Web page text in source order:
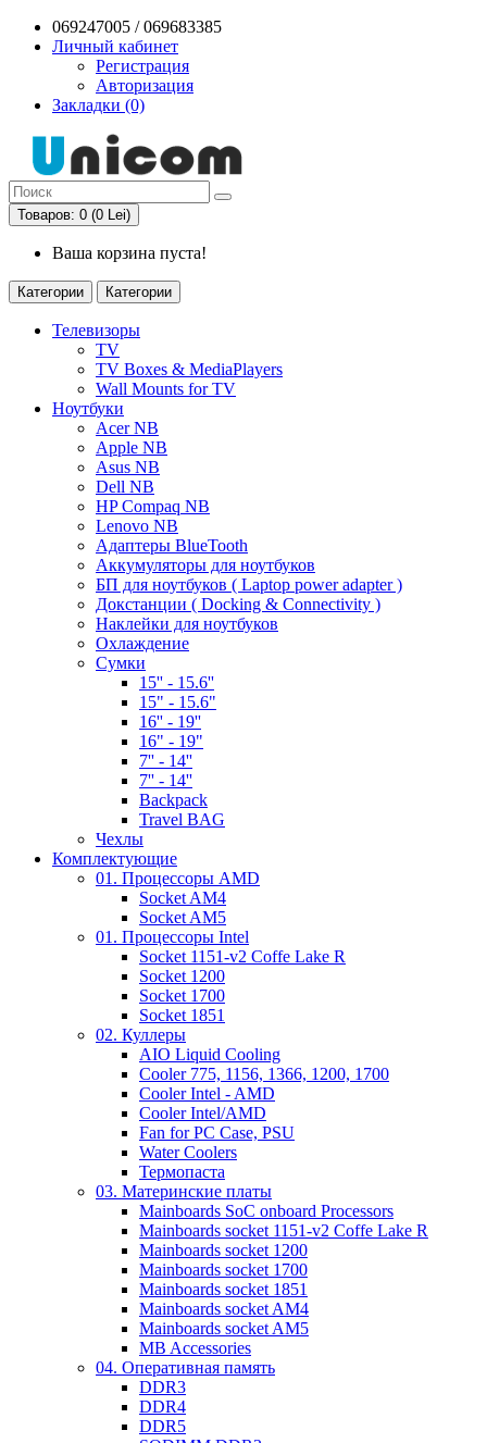
069247005 / 069683385
Личный кабинет
Регистрация
Авторизация
Закладки (0)
Товаров: 0 (0 Lei)
Ваша корзина пуста!
Категории Категории
Телевизоры
TV
TV Boxes & MediaPlayers
Wall Mounts for TV
Ноутбуки
Acer NB
Apple NB
Asus NB
Dell NB
HP Compaq NB
Lenovo NB
Адаптеры BlueTooth
Аккумуляторы для ноутбуков
БП для ноутбуков ( Laptop power adapter )
Докстанции ( Docking & Connectivity )
Наклейки для ноутбуков
Охлаждение
Сумки
15'' - 15.6''
15" - 15.6"
16'' - 19''
16" - 19"
7'' - 14''
7'' - 14''
Backpack
Travel BAG
Чехлы
Комплектующие
01. Процессоры AMD
Socket AM4
Socket AM5
01. Процессоры Intel
Socket 1151-v2 Coffe Lake R
Socket 1200
Socket 1700
Socket 1851
02. Куллеры
AIO Liquid Cooling
Cooler 775, 1156, 1366, 1200, 1700
Cooler Intel - AMD
Cooler Intel/AMD
Fan for PC Case, PSU
Water Coolers
Термопаста
03. Материнские платы
Mainboards SoC onboard Processors
Mainboards socket 1151-v2 Coffe Lake R
Mainboards socket 1200
Mainboards socket 1700
Mainboards socket 1851
Mainboards socket AM4
Mainboards socket AM5
MB Accessories
04. Оперативная память
DDR3
DDR4
DDR5